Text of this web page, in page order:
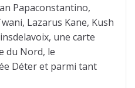
Papaconstantino,
Lazarus Kane, Kush
une carte
du Nord, le
Déter et parmi tant